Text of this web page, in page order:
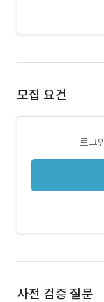
모집 요건
로그
사전 검증 질문